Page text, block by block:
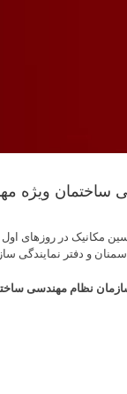
ویژه
در شهرستان شاهرود با
نظام مهندسی